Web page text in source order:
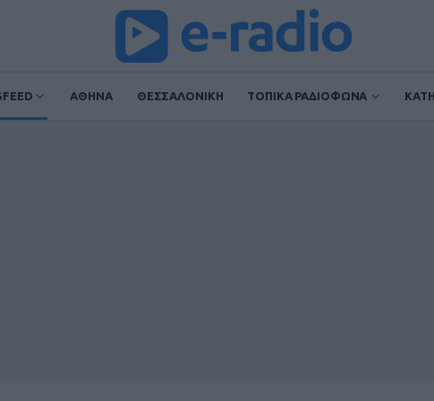
ΑΘΗΝΑ ΘΕΣΣΑΛΟΝΙΚΗ ΤΟΠΙΚΑ ΡΑΔΙΟΦΩΝΑ